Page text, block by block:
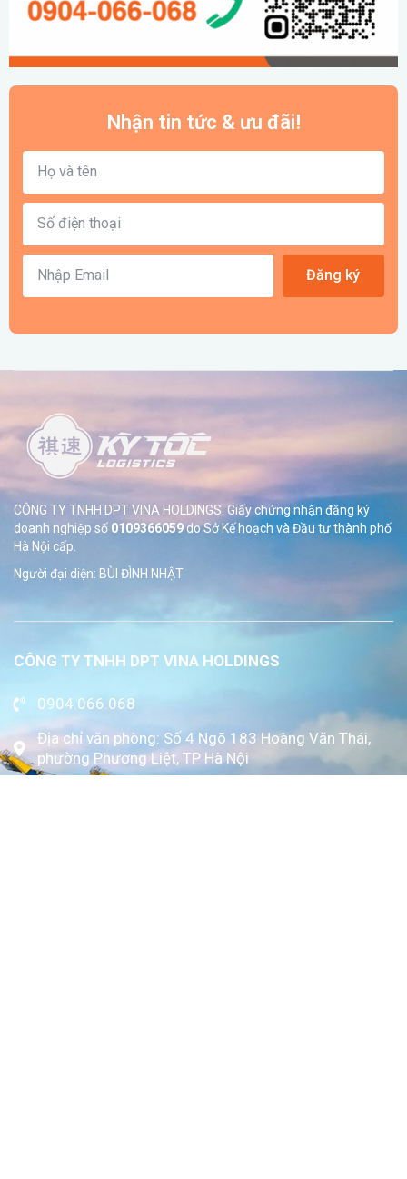
Nhận tin tức & ưu đãi!
Đăng ký
CÔNG TY TNHH DPT VINA HOLDINGS. Giấy chứng nhận đăng ký
doanh nghiệp số 0109366059do SởKế hoạch và Đầu tư thành phố
Hà Nội cấp.
Người đại diện: BÙI ĐÌNH NHẬT
CÔNG TY TNHH DPT VINA HOLDINGS
0904.066.068
Địa chỉ văn phòng: Số 4 Ngõ 183 Hoàng Văn Thái,
phường Phương Liệt, TP Hà Nội